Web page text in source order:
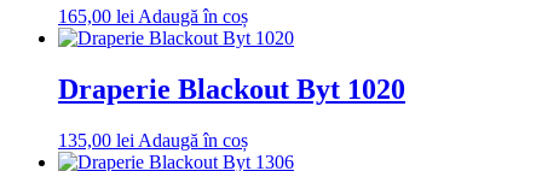
165,00 lei Adaugă în coș
Draperie Blackout Byt 1020
135,00 lei Adaugă în coș